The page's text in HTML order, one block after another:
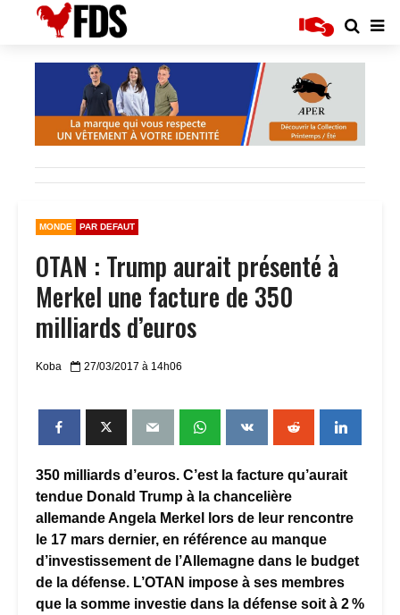
MONDE PAR DEFAUT
OTAN : Trump aurait présenté à
Merkel une facture de 350
milliards d’euros
Koba 27/03/2017 à 14h06
350 milliards d’euros. C’est la facture qu’aurait
tendue Donald Trump à la chancelière
allemande Angela Merkel lors de leur rencontre
le 17 mars dernier, en référence au manque
d’investissement de l’Allemagne dans le budget
de la défense. L’OTAN impose à ses membres
que la somme investie dans la défense soit à 2 %